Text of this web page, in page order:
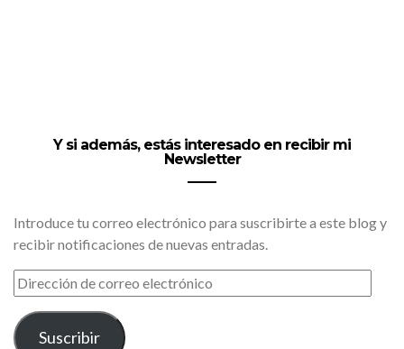
Y si además, estás interesado en recibir mi
Newsletter
Introduce tu correo electrónico para suscribirte a este blog y
recibir notificaciones de nuevas entradas.
DIRECCIÓN
DE
CORREO
ELECTRÓNICO
Suscribir